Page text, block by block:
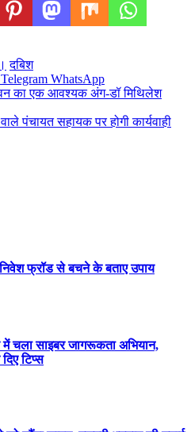
दबिश
Telegram WhatsApp
का एक आवश्यक अंग-डॉ मिथिलेश
पंचायत सहायक पर होगी कार्यवाही
फ्रॉड से बचने के बताए उपाय
में चला साइबर जागरूकता अभियान,
टिप्स